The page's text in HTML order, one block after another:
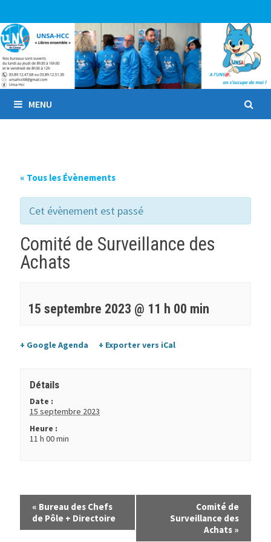
au
contenu
MENU
« Tous les Évènements
Cet évènement est passé
Comité de Surveillance des
Achats
15 septembre 2023 @ 11 h 00 min
+ Google Agenda + Exporter vers iCal
Détails
Date :
15 septembre 2023
Heure :
11 h 00 min
« Bureau des Chefs
de Pôle + Directoire
Comité de
Surveillance des
Achats »